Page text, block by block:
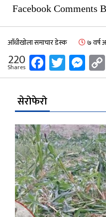
Facebook Comments
आँधीखोला समाचार डेस्क ७ वर्ष
220
Shares Facebook
सेरोफेरो